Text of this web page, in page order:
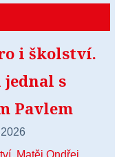
i školství.
jednal s
Pavlem